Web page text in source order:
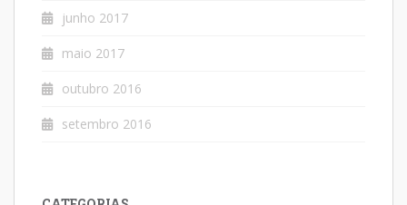
junho 2017
maio 2017
outubro 2016
setembro 2016